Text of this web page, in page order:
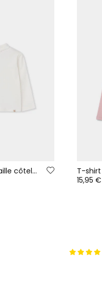
T-shirt fille en maille côtelée blanc col roulé
15,95 €